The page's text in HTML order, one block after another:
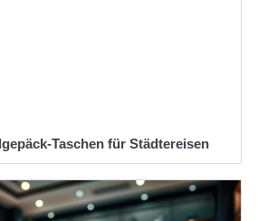
Taschen für Städtereisen